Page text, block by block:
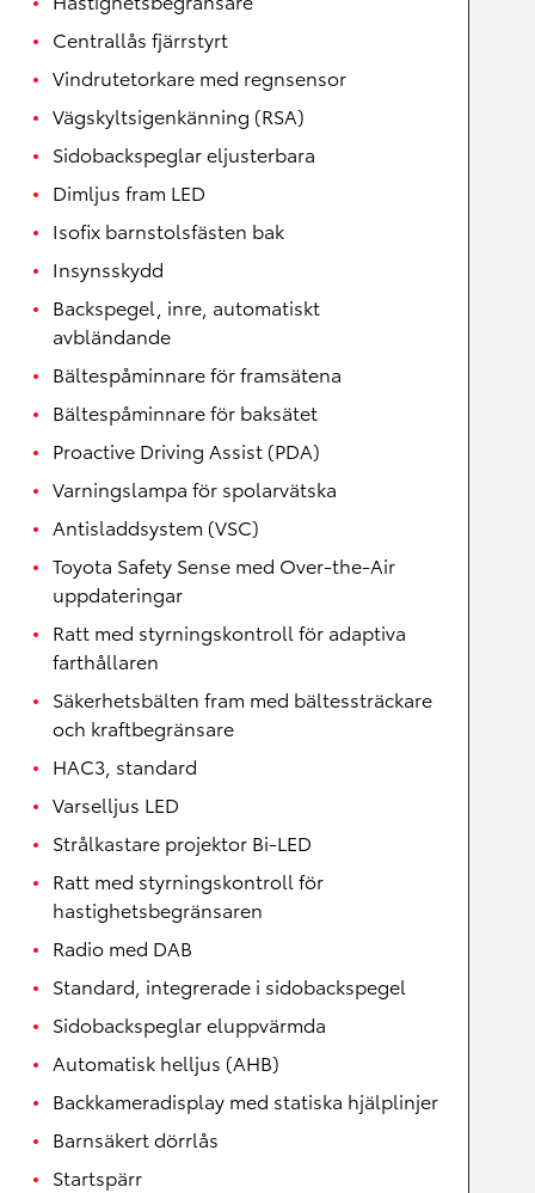
Centrallås fjärrstyrt
Vindrutetorkare med regnsensor
Vägskyltsigenkänning (RSA)
Sidobackspeglar eljusterbara
Dimljus fram LED
Isofix barnstolsfästen bak
Insynsskydd
Backspegel, inre, automatiskt
avbländande
Bältespåminnare för framsätena
Bältespåminnare för baksätet
Proactive Driving Assist (PDA)
Varningslampa för spolarvätska
Antisladdsystem (VSC)
Toyota Safety Sense med Over-the-Air
uppdateringar
Ratt med styrningskontroll för adaptiva
farthållaren
Säkerhetsbälten fram med bältessträckare
och kraftbegränsare
HAC3, standard
Varselljus LED
Strålkastare projektor Bi-LED
Ratt med styrningskontroll för
hastighetsbegränsaren
Radio med DAB
Standard, integrerade i sidobackspegel
Sidobackspeglar eluppvärmda
Automatisk helljus (AHB)
Backkameradisplay med statiska hjälplinjer
Barnsäkert dörrlås
Startspärr